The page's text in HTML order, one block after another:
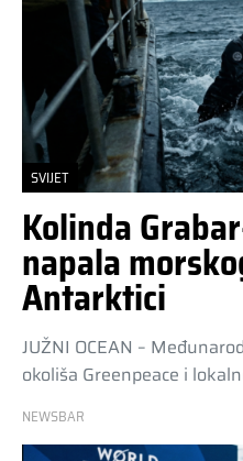
SVIJET
Kolinda
napala
Antarktici
JUŽNI OCEAN –
okoliša Greenpeace i
NEWSBAR